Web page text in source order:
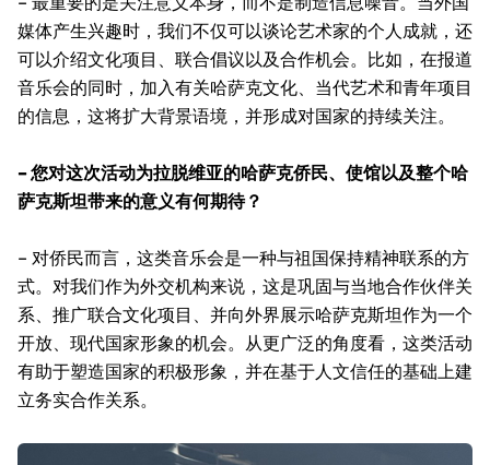
媒体产生兴趣时，我们不仅可以谈论艺术家的个人成就，还
可以介绍文化项目、联合倡议以及合作机会。比如，在报道
音乐会的同时，加入有关哈萨克文化、当代艺术和青年项目
的信息，这将扩大背景语境，并形成对国家的持续关注。
– 您对这次活动为拉脱维亚的哈萨克侨民、使馆以及整个哈
萨克斯坦带来的意义有何期待？
– 对侨民而言，这类音乐会是一种与祖国保持精神联系的方
式。对我们作为外交机构来说，这是巩固与当地合作伙伴关
系、推广联合文化项目、并向外界展示哈萨克斯坦作为一个
开放、现代国家形象的机会。从更广泛的角度看，这类活动
有助于塑造国家的积极形象，并在基于人文信任的基础上建
立务实合作关系。